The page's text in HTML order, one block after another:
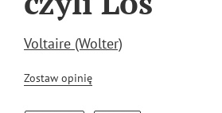
Voltaire (Wolter)
Zostaw opinię